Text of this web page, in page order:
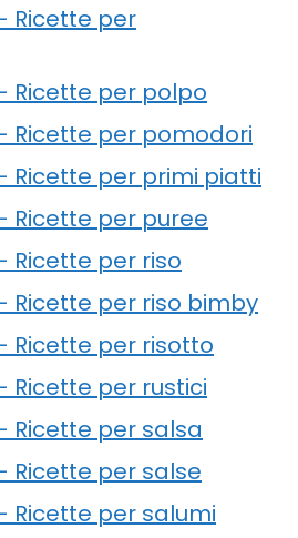
Ricette per
Ricette per polpo
Ricette per pomodori
Ricette per primi piatti
Ricette per puree
Ricette per riso
Ricette per riso bimby
Ricette per risotto
Ricette per rustici
Ricette per salsa
Ricette per salse
Ricette per salumi